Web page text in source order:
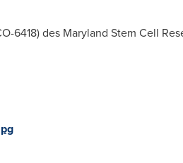
6418) des Maryland Stem Cell